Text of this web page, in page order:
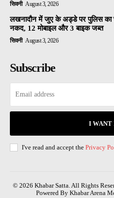
सिवनी August 3, 2026
लखनादौन में जुए के अड्डे पर पुलिस का
नकद, 12 मोबाइल और 3 बाइक जब्त
सिवनी August 3, 2026
Subscribe
I WANT
I've read and accept the Privacy
© 2026 Khabar Satta. All Rights
Powered By Khabar Arena